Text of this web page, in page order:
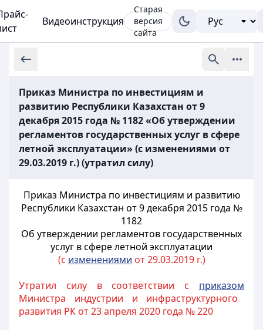
Видеоинструкция
Старая
версия
сайта
Приказ Министра по инвестициям и
развитию Республики Казахстан от 9
декабря 2015 года № 1182 «Об утверждении
регламентов государственных услуг в сфере
летной эксплуатации» (с изменениями от
29.03.2019 г.) (утратил силу)
Приказ Министра по инвестициям и развитию
Республики Казахстан от 9 декабря 2015 года №
1182
Об утверждении регламентов государственных
услуг в сфере летной эксплуатации
(с изменениями от 29.03.2019 г.)
Утратил силу в соответствии с приказом
Министра индустрии и инфраструктурного
развития РК от 23 апреля 2020 года № 220